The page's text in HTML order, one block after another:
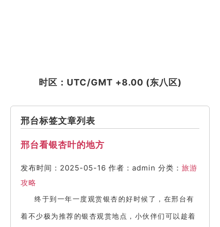
时区：UTC/GMT +8.00 (东八区)
邢台标签文章列表
邢台看银杏叶的地方
发布时间：2025-05-16 作者：admin 分类： 旅游
攻略
终于到一年一度观赏银杏的好时候了，在邢台有
着不少极为推荐的银杏观赏地点，小伙伴们可以趁着